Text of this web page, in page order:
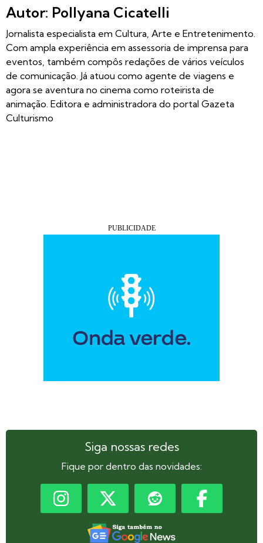
Autor: Pollyana Cicatelli
Jornalista especialista em Cultura, Arte e Entretenimento.
Com ampla experiência em assessoria de imprensa para
eventos, também compôs redações de vários veículos
de comunicação. Já atuou como agente de viagens e
agora se aventura no cinema como roteirista de
animação. Editora e administradora do portal Gazeta
Culturismo
Siga nossas redes
Fique por dentro das novidades: